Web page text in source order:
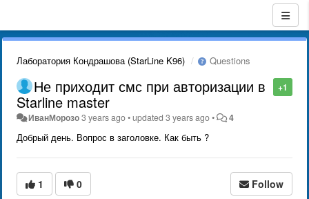
Лаборатория Кондрашова (StarLine K96) Questions
+1
Не приходит смс при авторизации в
Starline master
ИванМорозо3 years ago•updated3 years ago• 4
Добрый день. Вопрос в заголовке. Как быть ?
1 0 Follow